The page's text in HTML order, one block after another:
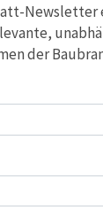
Newsletter
der